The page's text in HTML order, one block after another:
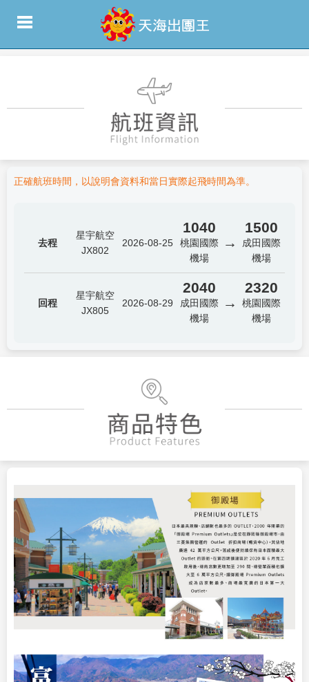
正確航班時間，以說明會資料和當日實際起飛時間為準。
去程
星宇航空
JX802
2026-08-25
1040
桃園國際
機場
→
1500
成田國際
機場
回程
星宇航空
JX805
2026-08-29
2040
成田國際
機場
→
2320
桃園國際
機場